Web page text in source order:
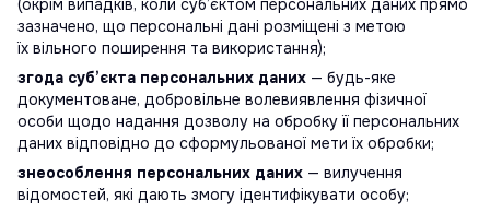
(окрім випадків, коли суб’єктом персональних даних прямо
зазначено, що персональні дані розміщені з метою
їх вільного поширення та використання);
згода суб’єкта персональних даних — будь-яке
документоване, добровільне волевиявлення фізичної
особи щодо надання дозволу на обробку її персональних
даних відповідно до сформульованої мети їх обробки;
знеособлення персональних даних — вилучення
відомостей, які дають змогу ідентифікувати особу;